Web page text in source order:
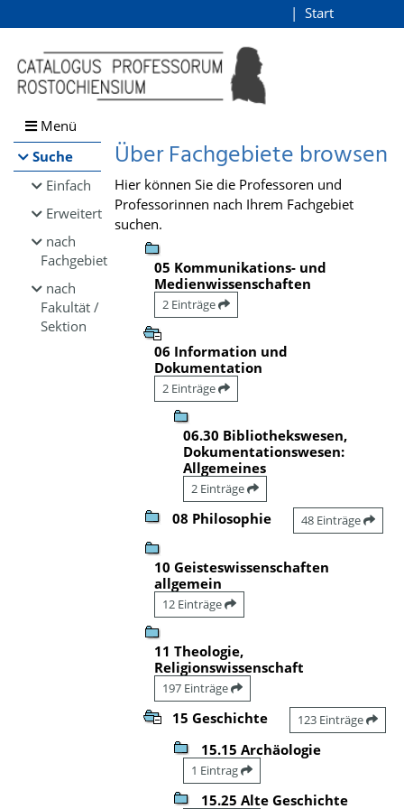
Browsen
direkt zum Inhalt
Start
Menü
Suche
Einfach
Erweitert
nach
Fachgebiet
nach
Fakultät /
Sektion
Über Fachgebiete browsen
Hier können Sie die Professoren und
Professorinnen nach Ihrem Fachgebiet
suchen.
05 Kommunikations- und
Medienwissenschaften
2 Einträge
06 Information und
Dokumentation
2 Einträge
06.30 Bibliothekswesen,
Dokumentationswesen:
Allgemeines
2 Einträge
08 Philosophie 48 Einträge
10 Geisteswissenschaften
allgemein
12 Einträge
11 Theologie,
Religionswissenschaft
197 Einträge
15 Geschichte 123 Einträge
15.15 Archäologie
1 Eintrag
15.25 Alte Geschichte